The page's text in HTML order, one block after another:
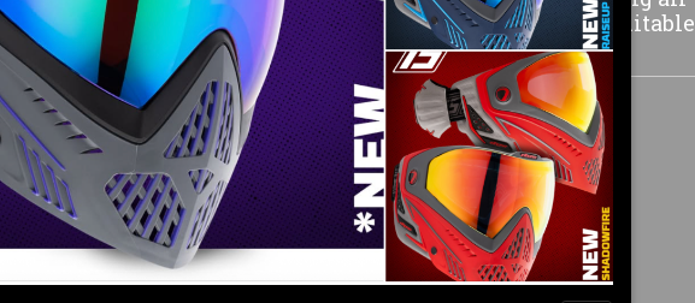
moving parts of your marker. The large 3.5 oz can is suitable
for repairs and maintenance for home and travel.